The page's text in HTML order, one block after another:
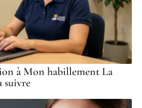
à Mon habillement La
suivre